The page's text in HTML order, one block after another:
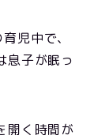
児中で、
息子が眠っ
開く時間が